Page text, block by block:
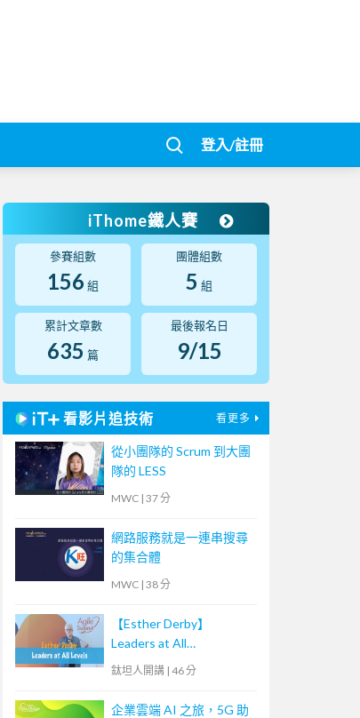
登入/註冊
iThome鐵人賽
參賽組數
156 組
團體組數
5 組
累計文章數
635 篇
最後報名日
9/15
看影片追技術 看更多
從小團隊的 Scrum 到大團
隊的 LESS
MWC | 37 分
網路服務就是一連串搜尋
的集合體
MWC | 38 分
【Esther Derby】
Leaders at All
Levels（Agile summit
科技
鈦坦人開講 | 46 分
企業雲端 AI 之旅，5G 助